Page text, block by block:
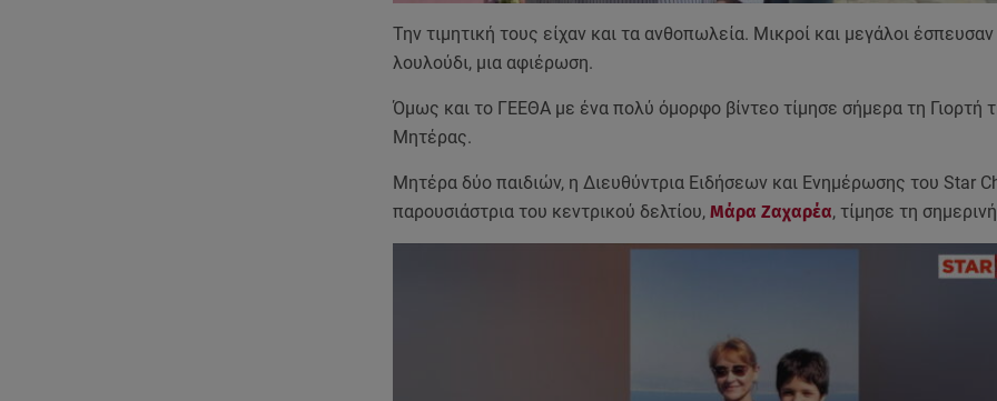
Την τιμητική τους είχαν και τα ανθοπωλεία. Μικροί και μεγάλοι έσπευσαν
λουλούδι, μια αφιέρωση.
Όμως και το ΓΕΕΘΑ με ένα πολύ όμορφο βίντεο τίμησε σήμερα τη Γιορτή
Μητέρας.
Μητέρα δύο παιδιών, η Διευθύντρια Ειδήσεων και Ενημέρωσης του Star
παρουσιάστρια του κεντρικού δελτίου,Μάρα Ζαχαρέα, τίμησε τη